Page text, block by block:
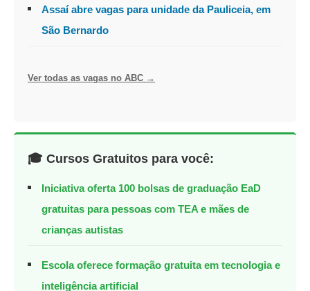
Assaí abre vagas para unidade da Pauliceia, em
São Bernardo
Ver todas as vagas no ABC →
🎓 Cursos Gratuitos para você:
Iniciativa oferta 100 bolsas de graduação EaD
gratuitas para pessoas com TEA e mães de
crianças autistas
Escola oferece formação gratuita em tecnologia e
inteligência artificial